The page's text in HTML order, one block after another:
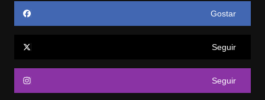
Gostar
Seguir
Seguir